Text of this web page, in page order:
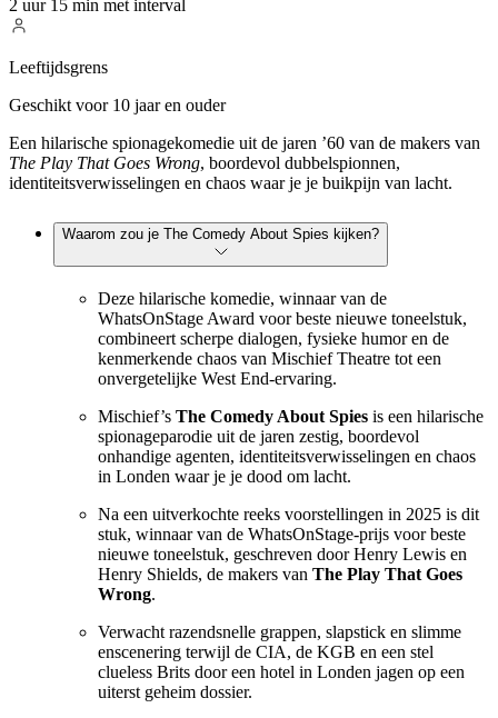
2 uur 15 min met interval
Leeftijdsgrens
Geschikt voor 10 jaar en ouder
Een hilarische spionagekomedie uit de jaren ’60 van de makers van
The Play That Goes Wrong, boordevol dubbelspionnen,
identiteitsverwisselingen en chaos waar je je buikpijn van lacht.
Waarom zou je The Comedy About Spies kijken?
Deze hilarische komedie, winnaar van de
WhatsOnStage Award voor beste nieuwe toneelstuk,
combineert scherpe dialogen, fysieke humor en de
kenmerkende chaos van Mischief Theatre tot een
onvergetelijke West End-ervaring.
Mischief’s The Comedy About Spies is een hilarische
spionageparodie uit de jaren zestig, boordevol
onhandige agenten, identiteitsverwisselingen en chaos
in Londen waar je je dood om lacht.
Na een uitverkochte reeks voorstellingen in 2025 is dit
stuk, winnaar van de WhatsOnStage-prijs voor beste
nieuwe toneelstuk, geschreven door Henry Lewis en
Henry Shields, de makers van The Play That Goes
Wrong.
Verwacht razendsnelle grappen, slapstick en slimme
enscenering terwijl de CIA, de KGB en een stel
clueless Brits door een hotel in Londen jagen op een
uiterst geheim dossier.